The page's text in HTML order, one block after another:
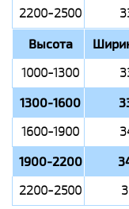
2200-2500
Высота
1000-1300
1300-1600
1600-1900
1900-2200
2200-2500